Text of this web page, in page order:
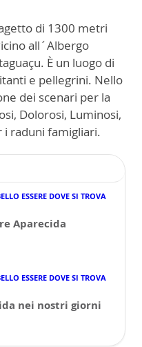
di 1300 metri
all´Albergo
È un luogo di
e pellegrini. Nello
dei scenari per la
Dolorosi, Luminosi,
i raduni famigliari.
ESSERE DOVE SI TROVA
Aparecida
ESSERE DOVE SI TROVA
nei nostri giorni